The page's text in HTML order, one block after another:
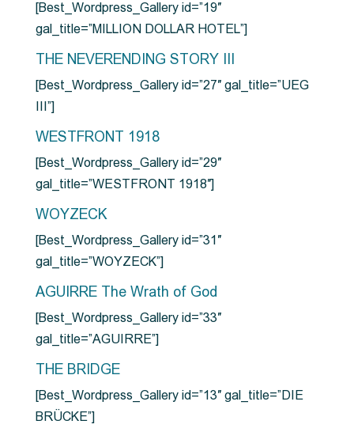
[Best_Wordpress_Gallery id=”19″
gal_title=”MILLION DOLLAR HOTEL”]
THE NEVERENDING STORY III
[Best_Wordpress_Gallery id=”27″ gal_title=”UEG
III”]
WESTFRONT 1918
[Best_Wordpress_Gallery id=”29″
gal_title=”WESTFRONT 1918″]
WOYZECK
[Best_Wordpress_Gallery id=”31″
gal_title=”WOYZECK”]
AGUIRRE The Wrath of God
[Best_Wordpress_Gallery id=”33″
gal_title=”AGUIRRE”]
THE BRIDGE
[Best_Wordpress_Gallery id=”13″ gal_title=”DIE
BRÜCKE”]